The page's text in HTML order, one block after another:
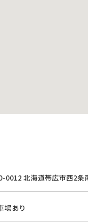
0012 北海道帯広市西2条
場あり